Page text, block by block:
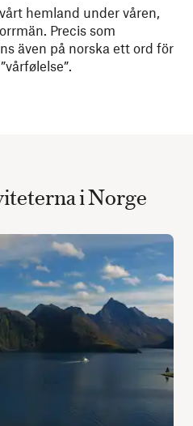
hemland under våren,
Precis som
även på norska ett ord för
i Norge